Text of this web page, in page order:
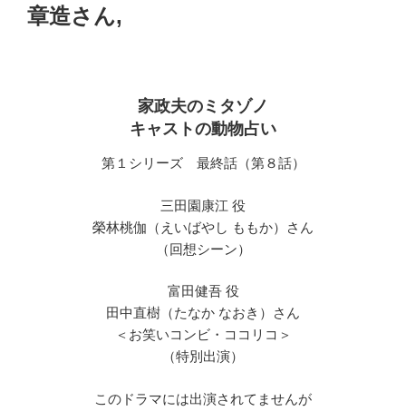
章造さん,
家政夫のミタゾノ
キャストの動物占い
第１シリーズ 最終話（第８話）
三田園康江 役
榮林桃伽（えいばやし ももか）さん
（回想シーン）
富田健吾 役
田中直樹（たなか なおき）さん
＜お笑いコンビ・ココリコ＞
（特別出演）
このドラマには出演されてませんが